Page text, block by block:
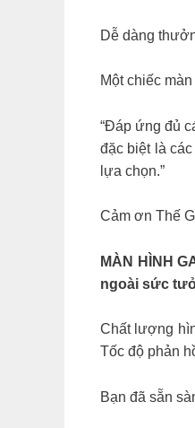
Dễ dàng
Một chiếc
“Đáp ứng đủ
đặc biệt là
lựa chọn.”
Cảm ơn Thế
MÀN HÌNH
ngoài sức
Chất lượng
Tốc độ phản
Bạn đã sẵn